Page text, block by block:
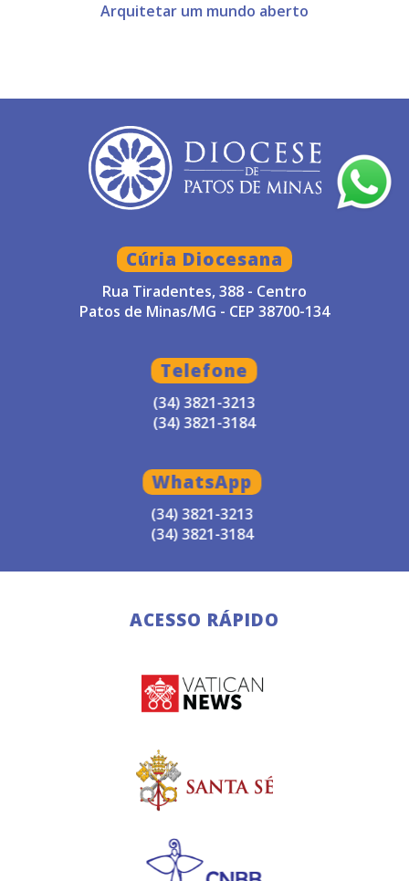
Arquitetar um mundo aberto
Cúria Diocesana
Rua Tiradentes, 388 - Centro
Patos de Minas/MG - CEP 38700-134
Telefone
(34) 3821-3213
(34) 3821-3184
WhatsApp
(34) 3821-3213
(34) 3821-3184
ACESSO RÁPIDO